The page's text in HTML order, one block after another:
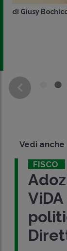
di Giusy
Vedi anche
FISCO